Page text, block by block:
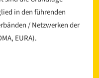
in den führenden
/ Netzwerken der
EURA).